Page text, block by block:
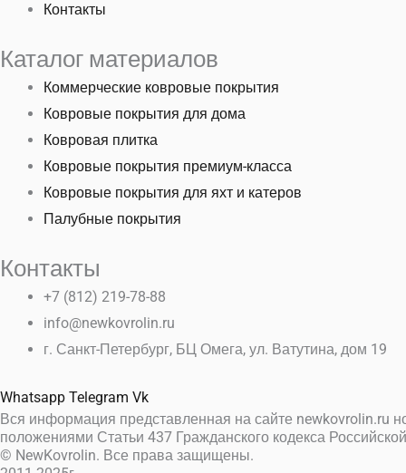
Контакты
Каталог материалов
Коммерческие ковровые покрытия
Ковровые покрытия для дома
Ковровая плитка
Ковровые покрытия премиум-класса
Ковровые покрытия для яхт и катеров
Палубные покрытия
Контакты
+7 (812) 219-78-88
info@newkovrolin.ru
г. Санкт-Петербург, БЦ Омега, ул. Ватутина, дом 19
Whatsapp Telegram Vk
Вся информация представленная на сайте newkovrolin.ru
положениями Статьи 437 Гражданского кодекса
© NewKovrolin. Все права защищены.